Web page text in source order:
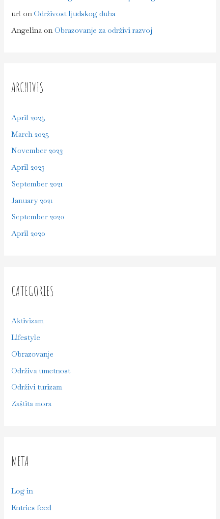
url onOdrživost ljudskog duha
AngelinaonObrazovanje za održivi razvoj
ARCHIVES
April 2025
March 2025
November 2023
April 2023
September 2021
January 2021
September 2020
April 2020
CATEGORIES
Aktivizam
Lifestyle
Obrazovanje
Održiva umetnost
Održivi turizam
Zaštita mora
META
Log in
Entries feed